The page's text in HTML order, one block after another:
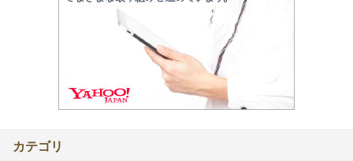
カテゴリ